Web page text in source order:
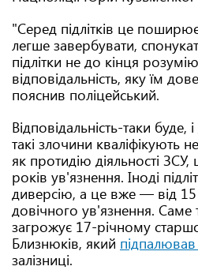
"Серед підлітків це
легше завербувати,
підлітки не до кінця
відповідальність, яку їм
пояснив поліцейський.
Відповідальність-таки
такі злочини кваліфікують
як протидію діяльності
років ув'язнення. Іноді
диверсію, а це вже — від 15
довічного ув'язнення. Саме
загрожує 17-річному
Близнюків, який
залізниці.